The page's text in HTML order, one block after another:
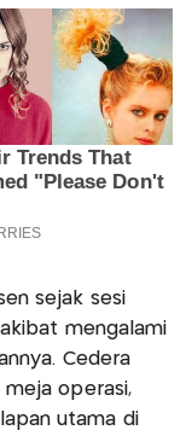
sejak sesi
mengalami
Cedera
operasi,
utama di